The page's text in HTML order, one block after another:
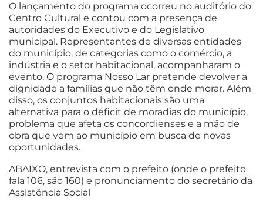
O lançamento do programa ocorreu no auditório do
Centro Cultural e contou com a presença de
autoridades do Executivo e do Legislativo
municipal. Representantes de diversas entidades
do município, de categorias como o comércio, a
indústria e o setor habitacional, acompanharam o
evento. O programa Nosso Lar pretende devolver a
dignidade a famílias que não têm onde morar. Além
disso, os conjuntos habitacionais são uma
alternativa para o déficit de moradias do município,
problema que afeta os concordienses e a mão de
obra que vem ao município em busca de novas
oportunidades.
ABAIXO, entrevista com o prefeito (onde o prefeito
fala 106, são 160) e pronunciamento do secretário da
Assistência Social